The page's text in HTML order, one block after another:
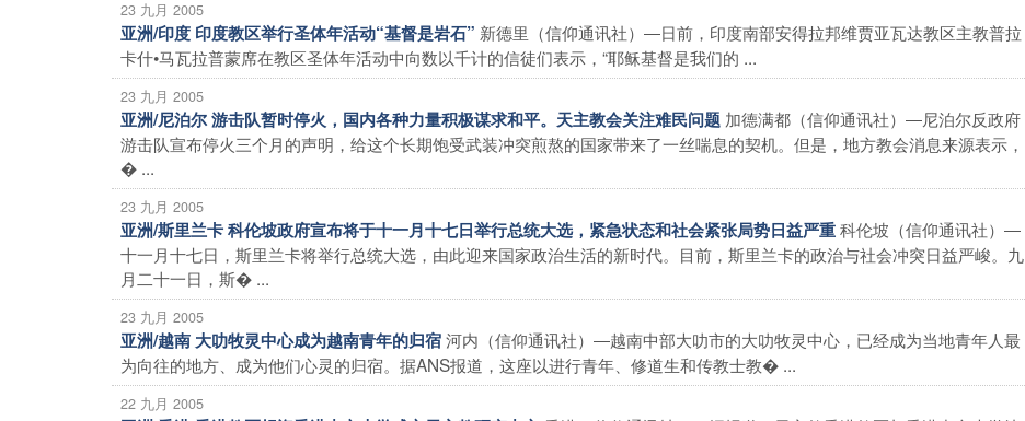
23 九月 2005
亚洲/印度 印度教区举行圣体年活动“基督是岩石” 新德里（信仰通讯社）―日前，印度南部安得拉邦维贾亚瓦达教区主教普拉
卡什•马瓦拉普蒙席在教区圣体年活动中向数以千计的信徒们表示，“耶稣基督是我们的 ...
23 九月 2005
亚洲/尼泊尔 游击队暂时停火，国内各种力量积极谋求和平。天主教会关注难民问题 加德满都（信仰通讯社）―尼泊尔反政府
游击队宣布停火三个月的声明，给这个长期饱受武装冲突煎熬的国家带来了一丝喘息的契机。但是，地方教会消息来源表示，
� ...
23 九月 2005
亚洲/斯里兰卡 科伦坡政府宣布将于十一月十七日举行总统大选，紧急状态和社会紧张局势日益严重科伦坡（信仰通讯社）―
十一月十七日，斯里兰卡将举行总统大选，由此迎来国家政治生活的新时代。目前，斯里兰卡的政治与社会冲突日益严峻。九
月二十一日，斯� ...
23 九月 2005
亚洲/越南 大叻牧灵中心成为越南青年的归宿河内（信仰通讯社）―越南中部大叻市的大叻牧灵中心，已经成为当地青年人最
为向往的地方、成为他们心灵的归宿。据ANS报道，这座以进行青年、修道生和传教士教� ...
22 九月 2005